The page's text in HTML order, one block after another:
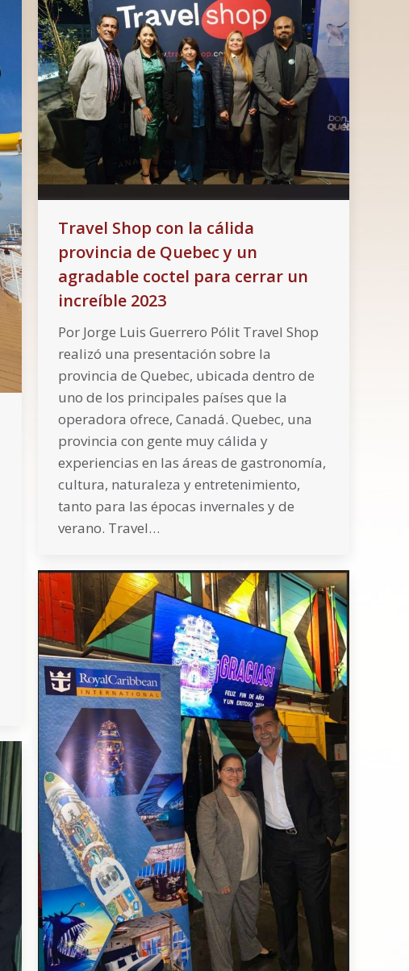
Travel Shop con la cálida
provincia de Quebec y un
agradable coctel para cerrar un
increíble 2023
Por Jorge Luis Guerrero Pólit Travel Shop
realizó una presentación sobre la
provincia de Quebec, ubicada dentro de
uno de los principales países que la
operadora ofrece, Canadá. Quebec, una
provincia con gente muy cálida y
experiencias en las áreas de gastronomía,
cultura, naturaleza y entretenimiento,
tanto para las épocas invernales y de
verano. Travel…